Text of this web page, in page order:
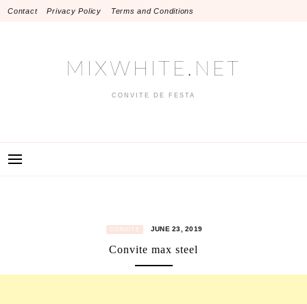
SkipContact Privacy Policy Terms and Conditions
MIXWHITE.NET
CONVITE DE FESTA
CONVITE JUNE 23, 2019
Convite max steel